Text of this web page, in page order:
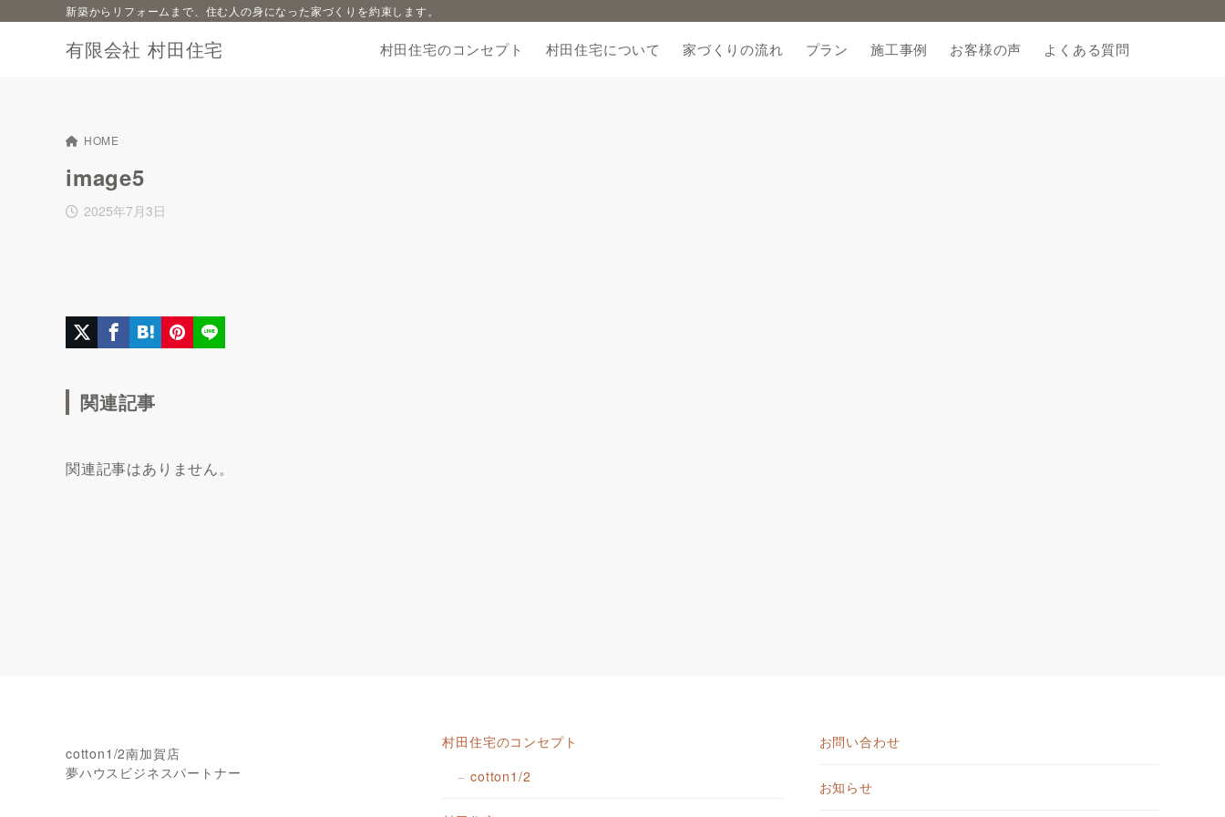
有限会社 村田住宅
新築からリフォームまで、住む人の身になった家づくりを約束します。
村田住宅のコンセプト 村田住宅について 家づくりの流れ プラン 施工事例 お客様の声 よくある質問
HOME
image5
2025年7月3日
関連記事
関連記事はありません。
cotton1/2南加賀店
夢ハウスビジネスパートナー
村田住宅のコンセプト
cotton1/2
お問い合わせ
お知らせ